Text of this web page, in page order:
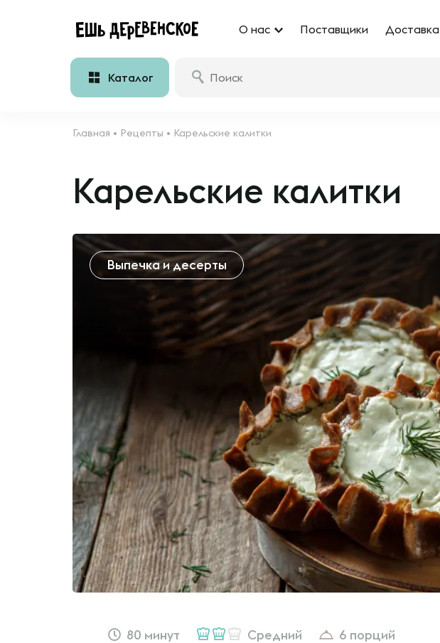
О нас Поставщики Доставка
Каталог
Главная • Рецепты • Карельские калитки
Карельские калитки
Выпечка и десерты
80 минут Средний 6 порций